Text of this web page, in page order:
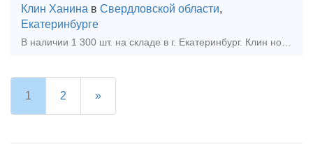
Клин Ханина в Свердловской области,
Екатеринбурге
1 2 »